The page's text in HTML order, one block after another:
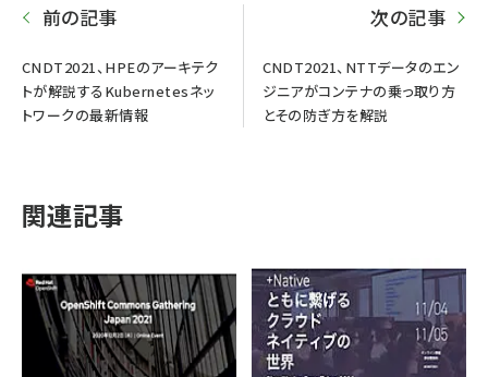
前の記事
CNDT2021、HPEのアーキテク
トが解説するKubernetesネッ
トワークの最新情報
次の記事
CNDT2021、NTTデータのエン
ジニアがコンテナの乗っ取り方
とその防ぎ方を解説
関連記事